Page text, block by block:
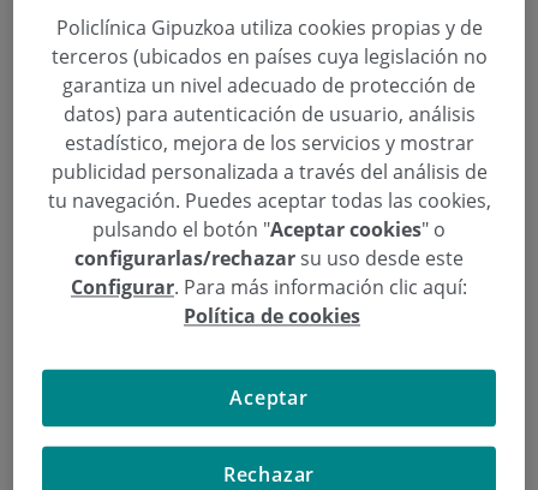
de Salud de 2016
en San Sebastián. Un ciclo que ha
contado con cinco conferencias y una gran
asistencia. Decenas de personas se han acercado a
escuchar a los distintos especialistas que han
impartido las Aulas este año.
Policlínica Gipuzkoa utiliza cookies propias y de
terceros (ubicados en países cuya legislación no
garantiza un nivel adecuado de protección de
datos) para autenticación de usuario, análisis
estadístico, mejora de los servicios y mostrar
publicidad personalizada a través del análisis de
tu navegación. Puedes aceptar todas las cookies,
pulsando el botón "Aceptar cookies" o
configurarlas/rechazarsu uso desde este
Configurar. Para más información clic aquí:
Política de cookies
Rechazar
Aceptar